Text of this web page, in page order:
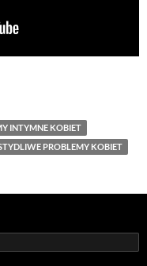
INTYMNE KOBIET
PROBLEMY KOBIET